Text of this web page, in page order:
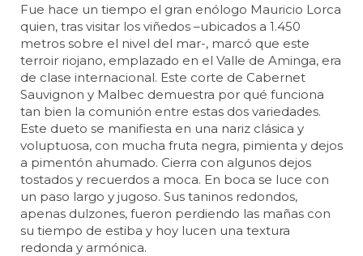
Fue hace un tiempo el gran enólogo Mauricio Lorca
quien, tras visitar los viñedos –ubicados a 1.450
metros sobre el nivel del mar-, marcó que este
terroir riojano, emplazado en el Valle de Aminga, era
de clase internacional. Este corte de Cabernet
Sauvignon y Malbec demuestra por qué funciona
tan bien la comunión entre estas dos variedades.
Este dueto se manifiesta en una nariz clásica y
voluptuosa, con mucha fruta negra, pimienta y dejos
a pimentón ahumado. Cierra con algunos dejos
tostados y recuerdos a moca. En boca se luce con
un paso largo y jugoso. Sus taninos redondos,
apenas dulzones, fueron perdiendo las mañas con
su tiempo de estiba y hoy lucen una textura
redonda y armónica.